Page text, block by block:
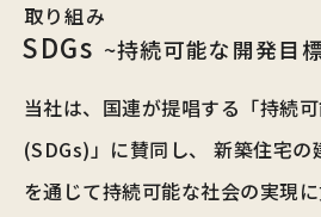
取り組み
SDGs ~持続可能な開発目
当社は、国連が提唱する「持続
(SDGs)」に賛同し、
新築住宅の
を通じて持続可能な社会の実現